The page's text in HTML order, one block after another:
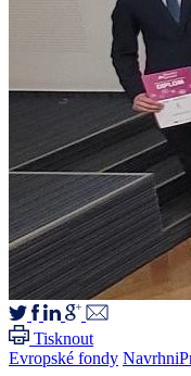
Tisknout
Evropské fondy